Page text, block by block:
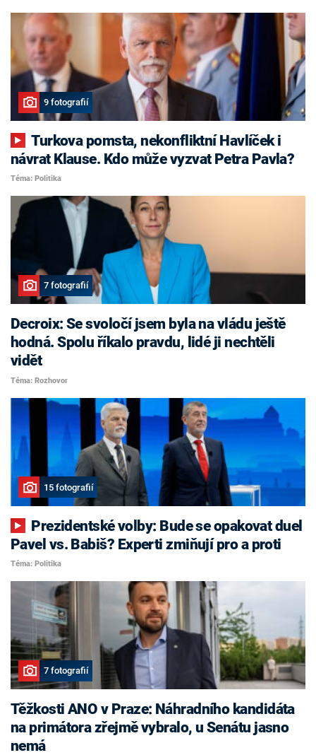
9 fotografií
Turkova pomsta, nekonfliktní Havlíček i
návrat Klause. Kdo může vyzvat Petra Pavla?
Téma: Politika
7 fotografií
Decroix: Se svoločí jsem byla na vládu ještě
hodná. Spolu říkalo pravdu, lidé ji nechtěli
vidět
Téma: Rozhovor
15 fotografií
Pavel vs. Babiš? Experti zmiňují pro a proti
Téma: Politika
7 fotografií
Těžkosti ANO v Praze: Náhradního kandidáta
na primátora zřejmě vybralo, u Senátu jasno
nemá